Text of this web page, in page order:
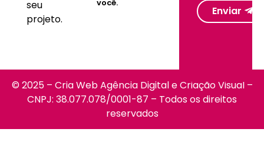
seu
projeto.
você.
Enviar
© 2025 – Cria Web Agência Digital e Criação Visual –
CNPJ: 38.077.078/0001-87 – Todos os direitos
reservados